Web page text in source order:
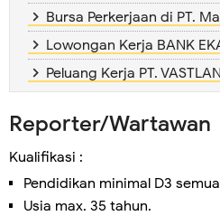
Bursa Perkerjaan di PT.
Lowongan Kerja BANK
Peluang Kerja PT.
Reporter/Wartawan
Kualifikasi :
Pendidikan minimal D3
Usia max. 35 tahun.